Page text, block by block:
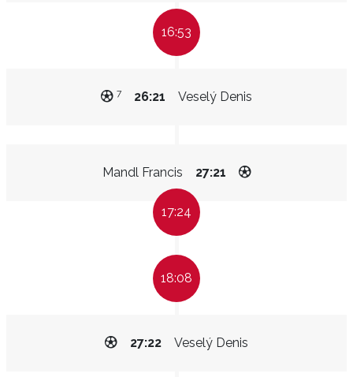
16:53
Veselý Denis
26:21
7
Mandl Francis 27:21
17:24
18:08
Veselý Denis
27:22